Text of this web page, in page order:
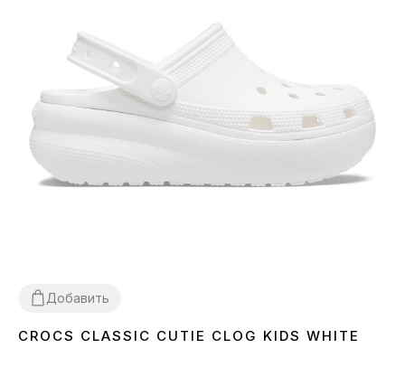
Добавить
3031323334
CROCS CLASSIC CUTIE CLOG KIDS WHITE